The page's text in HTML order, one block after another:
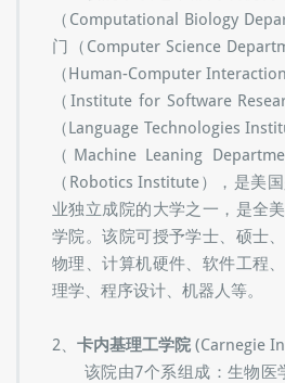
该院下设七个部门或机构
（Computational Biology
门（Computer Science
（Human-Computer
（Institute for Software
（Language Technologies
（Machine Leaning
（Robotics Institute），是美
业独立成院的大学之一，是全
学院。该院可授予学士、硕士
物理、计算机硬件、软件工程
卡内基理工学院 (Carnegie